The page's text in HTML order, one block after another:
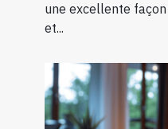
une excellente
et...